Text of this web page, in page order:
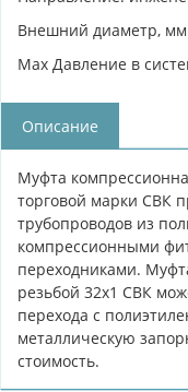
Внешний диаметр,
Max Давление в
Описание
Муфта
торговой марки СВК
трубопроводов из
компрессионными
переходниками.
резьбой 32х1 СВК
перехода с
металлическую
стоимость.